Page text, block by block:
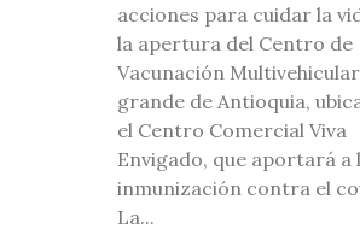
acciones para cuidar la
la apertura del Centro de
Vacunación
grande de Antioquia,
el Centro Comercial Viva
Envigado, que aportará a
inmunización contra el
La...